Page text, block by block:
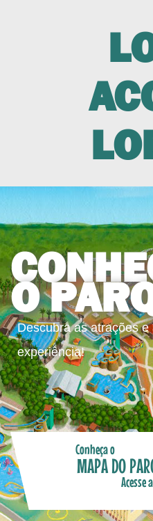
O
Descubra as atrações
experiência!
Conheça o
MAPA DO
Acesse